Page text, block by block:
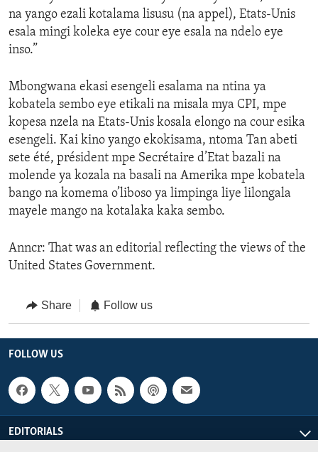
na yango ezali kotalama lisusu (na appel), Etats-Unis
esala mingi koleka eye cour eye esala na ndelo eye
inso.”
Mbongwana ekasi esengeli esalama na ntina ya
kobatela sembo eye etikali na misala mya CPI, mpe
kopesa nzela na Etats-Unis kosala elongo na cour esika
esengeli. Kai kino yango ekokisama, ntoma Tan abeti
sete été, président mpe Secrétaire d’Etat bazali na
molende ya kozala na basali na Amerika mpe kobatela
bango na komema o’liboso ya limpinga liye lilongala
mayele mango na kotalaka kaka sembo.
Anncr: That was an editorial reflecting the views of the
United States Government.
Share Follow us
FOLLOW US
EDITORIALS